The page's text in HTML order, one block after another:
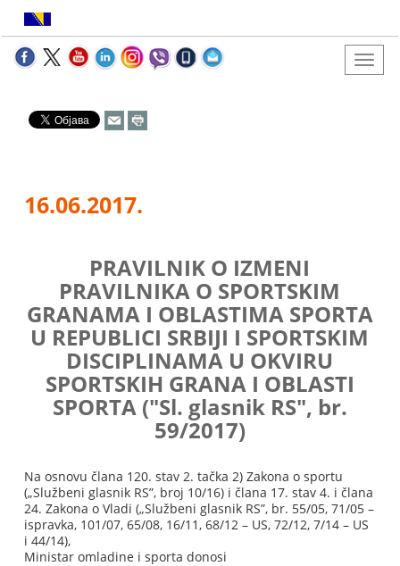
16.06.2017.
PRAVILNIK O IZMENI
PRAVILNIKA O SPORTSKIM
GRANAMA I OBLASTIMA SPORTA
U REPUBLICI SRBIJI I SPORTSKIM
DISCIPLINAMA U OKVIRU
SPORTSKIH GRANA I OBLASTI
SPORTA ("Sl. glasnik RS", br.
59/2017)
Na osnovu člana 120. stav 2. tačka 2) Zakona o sportu
(„Službeni glasnik RS”, broj 10/16) i člana 17. stav 4. i člana
24. Zakona o Vladi („Službeni glasnik RS”, br. 55/05, 71/05 –
ispravka, 101/07, 65/08, 16/11, 68/12 – US, 72/12, 7/14 – US
i 44/14),
Ministar omladine i sporta donosi